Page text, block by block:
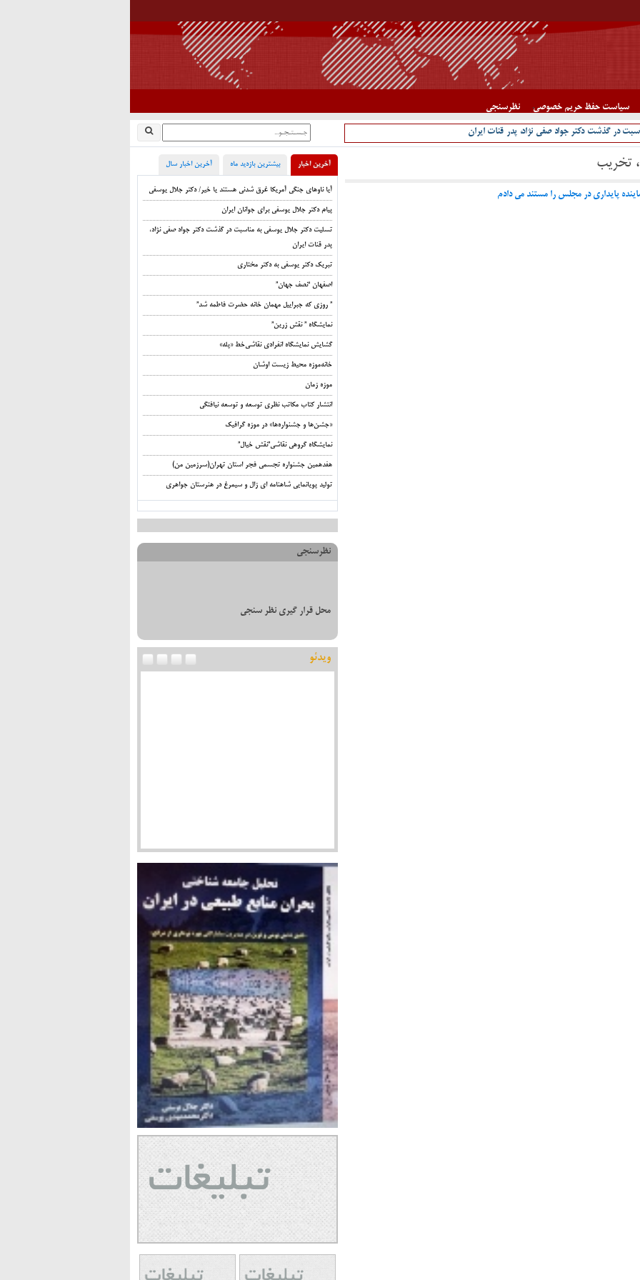
سیاست حفظ حریم خصوصی نظرسنجی
در گذشت دکتر جواد صفی نژاد، پدر قنات ایران
تخریب
پایداری در مجلس را مستند می دادم
آخرین اخبار بیشترین بازدید ماه آخرین اخبار سال
آیا ناوهای جنگی آمریکا غرق شدنی هستند یا خیر/ دکتر جلال یوسفی
پیام دکتر جلال یوسفی برای جوانان ایران
تسلیت دکتر جلال یوسفی به مناسبت در گذشت دکتر جواد صفی نژاد،
پدر قنات ایران
تبریک دکتر یوسفی به دکتر مختاری
اصفهان “نصف جهان”
” روزی که جبراییل مهمان خانه حضرت فاطمه شد”
نمایشگاه ” نقش زرین”
گشایش نمایشگاه انفرادی نقاشی‌خط «پله»
خانه‌موزه محیط‌ زیست اوشان
موزه زمان
انتشار کتاب مکاتب نظری توسعه و توسعه نیافتگی
«جشن‌ها و جشنواره‌ها» در موزه گرافیک
نمایشگاه گروهی نقاشی”نقش خیال”
هفدهمین جشنواره تجسمی فجر استان تهران(سرزمین من)
تولید پویانمایی شاهنامه ای زال و سیمرغ در هنرستان جواهری
نظرسنجی
محل قرار گیری نظر سنجی
ویدئو